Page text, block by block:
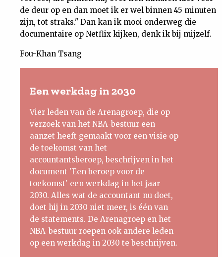
de deur op en dan moet ik er wel binnen 45 minuten
zijn, tot straks." Dan kan ik mooi onderweg die
documentaire op Netflix kijken, denk ik bij mijzelf.
Fou-Khan Tsang
Een werkdag in 2030
Vier leden van de Arenagroep, die op
verzoek van het NBA-bestuur een
aanzet heeft gemaakt voor een visie op
de toekomst van het
accountantsberoep, beschrijven in het
document 'Een beroep voor de
toekomst' een werkdag in het jaar
2030. Alles wat de accountant nu doet,
doet hij in 2030 niet meer, is één van
de statements. De Arenagroep en het
NBA-bestuur roepen ook andere leden
op een werkdag in 2030 te beschrijven.